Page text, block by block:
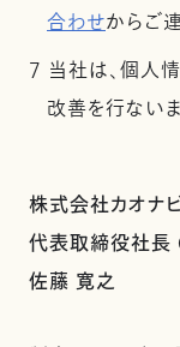
合わせからご
7 当社は、個人
改善を行ないま
株式会社カオナ
代表取締役社長
佐藤 寛之